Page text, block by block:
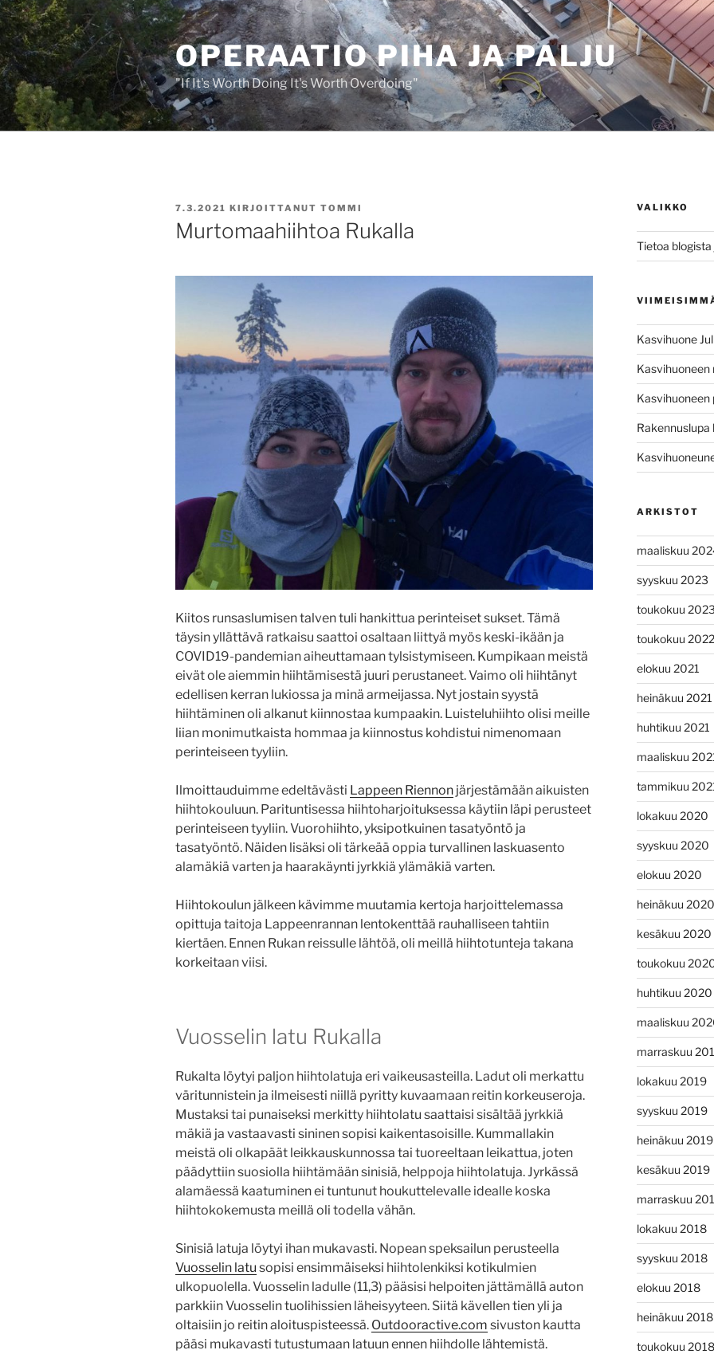
Siirry
sisältöön
OPERAATIO PIHA JA PALJU
"If It's Worth Doing It's Worth Overdoing"
JULKAISTU
7.3.2021 KIRJOITTANUT TOMMI
Murtomaahiihtoa Rukalla
Kiitos runsaslumisen talven tuli hankittua perinteiset sukset. Tämä
täysin yllättävä ratkaisu saattoi osaltaan liittyä myös keski-ikään ja
COVID19-pandemian aiheuttamaan tylsistymiseen. Kumpikaan meistä
eivät ole aiemmin hiihtämisestä juuri perustaneet. Vaimo oli hiihtänyt
edellisen kerran lukiossa ja minä armeijassa. Nyt jostain syystä
hiihtäminen oli alkanut kiinnostaa kumpaakin. Luisteluhiihto olisi meille
liian monimutkaista hommaa ja kiinnostus kohdistui nimenomaan
perinteiseen tyyliin.
Ilmoittauduimme edeltävästi Lappeen Riennon järjestämään aikuisten
hiihtokouluun. Parituntisessa hiihtoharjoituksessa käytiin läpi perusteet
perinteiseen tyyliin. Vuorohiihto, yksipotkuinen tasatyöntö ja
tasatyöntö. Näiden lisäksi oli tärkeää oppia turvallinen laskuasento
alamäkiä varten ja haarakäynti jyrkkiä ylämäkiä varten.
Hiihtokoulun jälkeen kävimme muutamia kertoja harjoittelemassa
opittuja taitoja Lappeenrannan lentokenttää rauhalliseen tahtiin
kiertäen. Ennen Rukan reissulle lähtöä, oli meillä hiihtotunteja takana
korkeitaan viisi.
Vuosselin latu Rukalla
Rukalta löytyi paljon hiihtolatuja eri vaikeusasteilla. Ladut oli merkattu
väritunnistein ja ilmeisesti niillä pyritty kuvaamaan reitin korkeuseroja.
Mustaksi tai punaiseksi merkitty hiihtolatu saattaisi sisältää jyrkkiä
mäkiä ja vastaavasti sininen sopisi kaikentasoisille. Kummallakin
meistä oli olkapäät leikkauskunnossa tai tuoreeltaan leikattua, joten
päädyttiin suosiolla hiihtämään sinisiä, helppoja hiihtolatuja. Jyrkässä
alamäessä kaatuminen ei tuntunut houkuttelevalle idealle koska
hiihtokokemusta meillä oli todella vähän.
Sinisiä latuja löytyi ihan mukavasti. Nopean speksailun perusteella
Vuosselin latu sopisi ensimmäiseksi hiihtolenkiksi kotikulmien
ulkopuolella. Vuosselin ladulle (11,3) pääsisi helpoiten jättämällä auton
parkkiin Vuosselin tuolihissien läheisyyteen. Siitä kävellen tien yli ja
oltaisiin jo reitin aloituspisteessä. Outdooractive.com sivuston kautta
pääsi mukavasti tutustumaan latuun ennen hiihdolle lähtemistä.
VALIKKO
Tietoa
Kasvihuone
Kasvihuoneen
Rakennuslupa
ARKISTOT
maaliskuu
syyskuu 2023
toukokuu
toukokuu 2022
elokuu 2021
heinäkuu 2021
huhtikuu 2021
maaliskuu
tammikuu
lokakuu 2020
syyskuu 2020
elokuu 2020
heinäkuu 2020
kesäkuu 2020
toukokuu
huhtikuu 2020
maaliskuu
marraskuu
lokakuu 2019
syyskuu 2019
heinäkuu 2019
kesäkuu 2019
marraskuu
lokakuu 2018
syyskuu 2018
elokuu 2018
heinäkuu 2018
toukokuu 2018